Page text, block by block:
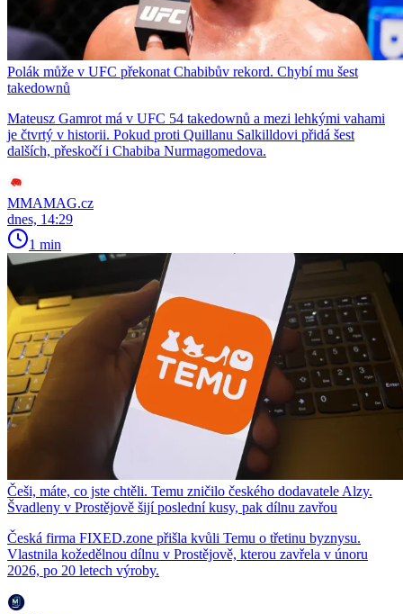
Polák může v UFC překonat Chabibův rekord. Chybí mu šest
takedownů
Mateusz Gamrot má v UFC 54 takedownů a mezi lehkými vahami
je čtvrtý v historii. Pokud proti Quillanu Salkilldovi přidá šest
dalších, přeskočí i Chabiba Nurmagomedova.
MMAMAG.cz
dnes, 14:29
1 min
Češi, máte, co jste chtěli. Temu zničilo českého dodavatele Alzy.
Švadleny v Prostějově šijí poslední kusy, pak dílnu zavřou
Česká firma FIXED.zone přišla kvůli Temu o třetinu byznysu.
Vlastnila kožedělnou dílnu v Prostějově, kterou zavřela v únoru
2026, po 20 letech výroby.